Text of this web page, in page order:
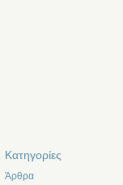
Kατηγορίες
Άρθρα